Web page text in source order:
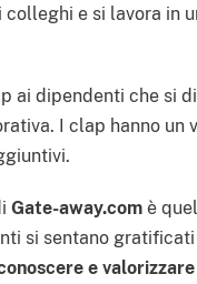
e si lavora in
ai dipendenti che si
I clap hanno un
Gate-away.com è
si sentano
e